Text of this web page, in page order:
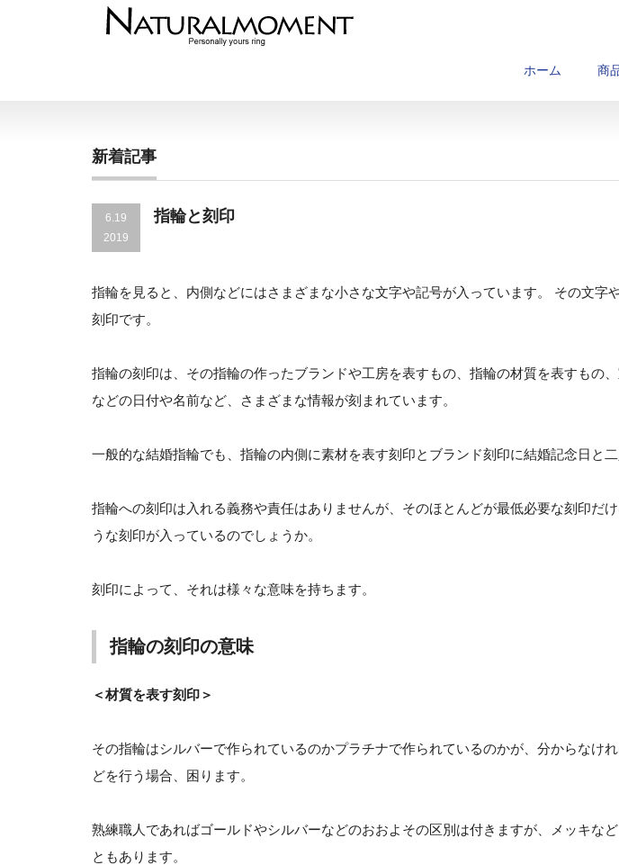
ホーム 商
新着記事
6.19
2019
指輪と刻印
指輪を見ると、内側などにはさまざまな小さな文字や記号が入っています。 その文字
刻印です。
指輪の刻印は、その指輪の作ったブランドや工房を表すもの、指輪の材質を表すもの
などの日付や名前など、さまざまな情報が刻まれています。
一般的な結婚指輪でも、指輪の内側に素材を表す刻印とブランド刻印に結婚記念日と
指輪への刻印は入れる義務や責任はありませんが、そのほとんどが最低必要な刻印だ
うな刻印が入っているのでしょうか。
刻印によって、それは様々な意味を持ちます。
指輪の刻印の意味
＜材質を表す刻印＞
その指輪はシルバーで作られているのかプラチナで作られているのかが、分からなけ
どを行う場合、困ります。
熟練職人であればゴールドやシルバーなどのおおよその区別は付きますが、メッキな
ともあります。